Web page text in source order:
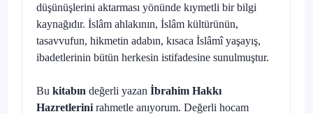
düşünüşlerini aktarması yönünde kıymetli bir bilgi
kaynağıdır. İslâm ahlakının, İslâm kültürünün,
tasavvu­fun, hikmetin adabın, kısaca İslâmî yaşayış,
ibadetlerinin bütün herkesin istifadesine sunulmuştur.
Bu kitabın değerli yazan İbrahim Hakkı
Hazretlerini rahmetle anıyo­rum. Değerli hocam